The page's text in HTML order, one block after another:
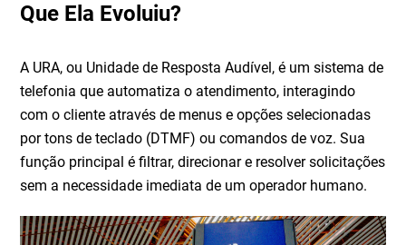
Que Ela Evoluiu?
A URA, ou Unidade de Resposta Audível, é um sistema de
telefonia que automatiza o atendimento, interagindo
com o cliente através de menus e opções selecionadas
por tons de teclado (DTMF) ou comandos de voz. Sua
função principal é filtrar, direcionar e resolver solicitações
sem a necessidade imediata de um operador humano.